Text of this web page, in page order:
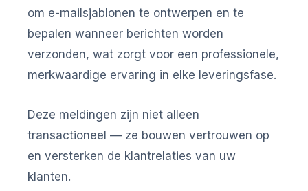
om e-mailsjablonen te ontwerpen en te
bepalen wanneer berichten worden
verzonden, wat zorgt voor een professionele,
merkwaardige ervaring in elke leveringsfase.
Deze meldingen zijn niet alleen
transactioneel — ze bouwen vertrouwen op
en versterken de klantrelaties van uw
klanten.